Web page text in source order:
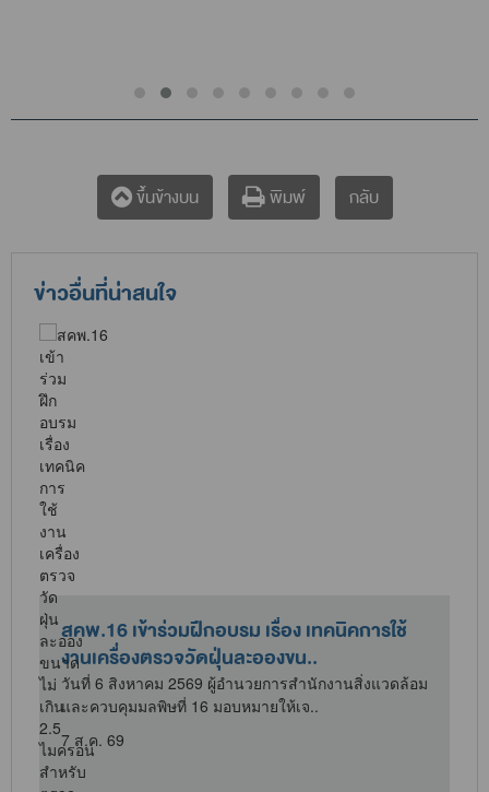
ขึ้นข้างบน พิมพ์ กลับ
ข่าวอื่นที่น่าสนใจ
สคพ.16 เข้าร่วมฝึกอบรม เรื่อง เทคนิคการใช้
งานเครื่องตรวจวัดฝุ่นละอองขน..
วันที่ 6 สิงหาคม 2569 ผู้อำนวยการสำนักงานสิ่งแวดล้อม
และควบคุมมลพิษที่ 16 มอบหมายให้เจ..
7 ส.ค. 69